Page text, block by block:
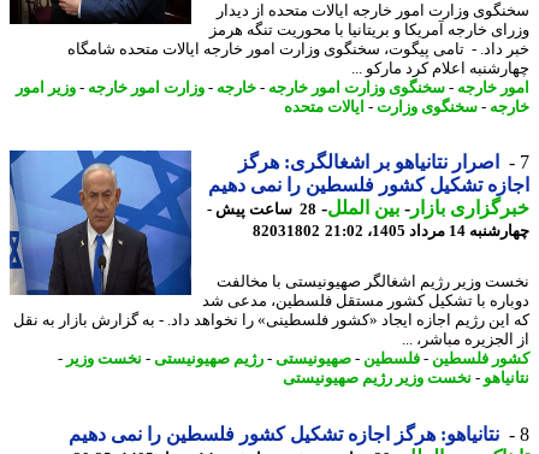
وزارت امور خارجه ایالات متحده از دیدار
خارجه آمریکا و بریتانیا با محوریت تنگه هرمز
داد. - تامی پیگوت، سخنگوی وزارت امور خارجه ایالات متحده شامگاه
اعلام کرد مارکو ...
خارجه-سخنگوی وزارت امور خارجه-خارجه-وزارت امور خارجه-وزیر امور
-سخنگوی وزارت - ایالات متحده
اصرار نتانیاهو بر اشغالگری: هرگز
تشکیل کشور فلسطین را نمی دهیم
بازار- بین الملل-
28 ساعت پیش -
مرداد 1405، 21:02
82031802
وزیر رژیم اشغالگر صهیونیستی با مخالفت
با تشکیل کشور مستقل فلسطین، مدعی شد
رژیم اجازه ایجاد «کشور فلسطینی» را نخواهد داد. - به گزارش بازار به نقل
مباشر، ...
فلسطین-فلسطین-صهیونیستی-رژیم صهیونیستی-نخست وزیر -
-نخست وزیر رژیم صهیونیستی
نتانیاهو: هرگز اجازه تشکیل کشور فلسطین را نمی دهیم